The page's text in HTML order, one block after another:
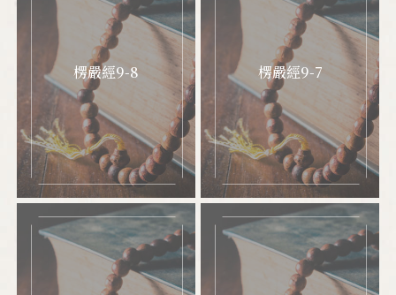
聯絡我們
楞嚴經9-8 楞嚴經9-7